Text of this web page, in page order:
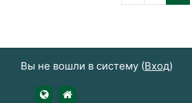
Вы не вошли в систему (Вход)
https://udsau.ru